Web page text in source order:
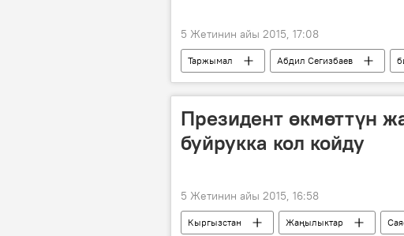
5 Жетинин айы 2015, 17:08
Таржымал Абдил Сегизбаев
Президент өкмөттүн
буйрукка кол койду
5 Жетинин айы 2015, 16:58
Кыргызстан Жаңылыктар